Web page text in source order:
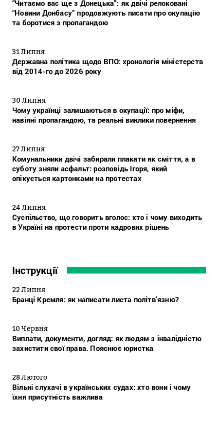
“Читаємо вас ще з Донецька”: як двічі релоковані
“Новини Донбасу” продовжують писати про окупацію
та боротися з пропагандою
31 Липня
Державна політика щодо ВПО: хронологія міністерств
від 2014-го до 2026 року
30 Липня
Чому українці залишаються в окупації: про міфи,
навіяні пропагандою, та реальні виклики повернення
27 Липня
Комунальники двічі забирали плакати як сміття, а в
суботу зняли асфальт: розповідь Ігоря, який
опікується картонками на протестах
24 Липня
Суспільство, що говорить вголос: хто і чому виходить
в Україні на протести проти кадрових рішень
Інструкції
22 Липня
Бранці Кремля: як написати листа політв’язню?
10 Червня
Виплати, документи, догляд: як людям з інвалідністю
захистити свої права. Пояснює юристка
28 Лютого
Вільні слухачі в українських судах: хто вони і чому
їхня присутність важлива